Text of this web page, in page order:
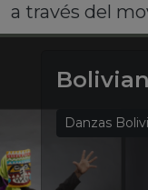
a través del
Danzas